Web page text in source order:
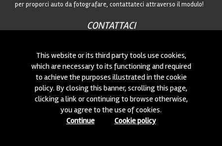
per proporci auto da fotografare, contattateci attraverso il modulo!
CONTATTACI
© 2015-2026 CAR-SHOOTERS. ALL RIGHTS RESERVED.
This website or its third party tools use cookies,
which are necessary to its functioning and required
to achieve the purposes illustrated in the cookie
policy. By closing this banner, scrolling this page,
clicking a link or continuing to browse otherwise,
you agree to the use of cookies.
Continue
Cookie policy